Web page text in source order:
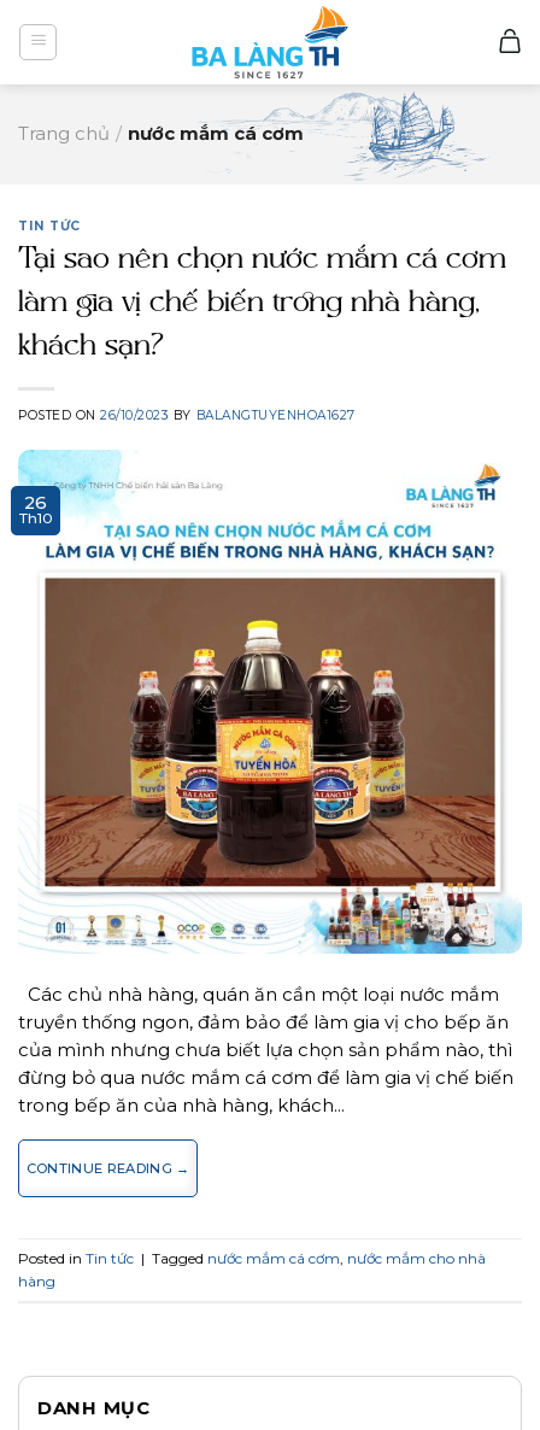
content
Trang chủ / nước mắm cá cơm
DANH MỤC
TIN TỨC
Tại sao nên chọn nước mắm cá cơm
làm gia vị chế biến trong nhà hàng,
khách sạn?
POSTED ON26/10/2023 BY BALANGTUYENHOA1627
26
Th10
Các chủ nhà hàng, quán ăn cần một loại nước mắm
truyền thống ngon, đảm bảo để làm gia vị cho bếp ăn
của mình nhưng chưa biết lựa chọn sản phẩm nào, thì
đừng bỏ qua nước mắm cá cơm để làm gia vị chế biến
trong bếp ăn của nhà hàng, khách…
CONTINUE READING →
Posted in Tin tức | Tagged nước mắm cá cơm nước mắm cho nhà
hàng